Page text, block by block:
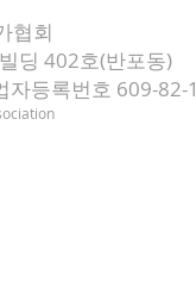
협회
딩 402호(반포동)
등록번호 609-82-